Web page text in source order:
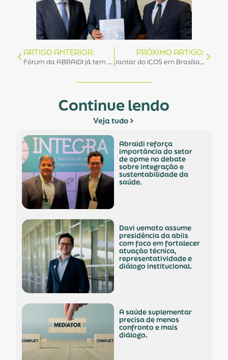
ARTIGO ANTERIOR:
Fórum da ABRAIDI já tem programação definida com presença do secretário da Reforma Tributária, de parlamentares e outras lideranças
PRÓXIMO ARTIGO:
Jantar do ICOS em Brasília tem participação da ABRAIDI e presença de lideranças políticas de vários partidos
Continue lendo
Veja tudo
abraidi reforça
importância do setor
de opme no debate
sobre integração e
sustentabilidade da
saúde.
davi uemoto assume
presidência da abiis
com foco em fortalecer
atuação técnica,
representatividade e
diálogo institucional.
a saúde suplementar
precisa de menos
confronto e mais
diálogo.